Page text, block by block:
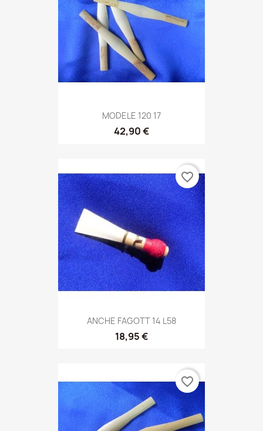
MODELE 120 17
42,90 €
ANCHE FAGOTT 14 L58
18,95 €
favorite_border
favorite_border